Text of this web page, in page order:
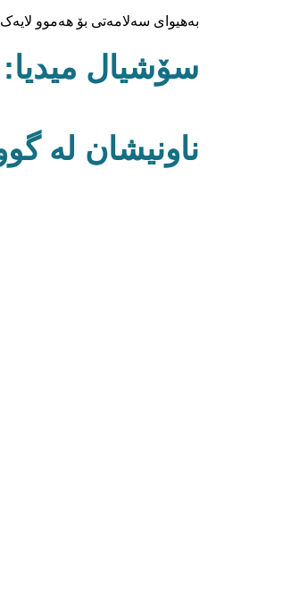
بەهیوای سەلامەتی بۆ هەموو لایەک
سۆشیال میدیا:
ناونیشان لە